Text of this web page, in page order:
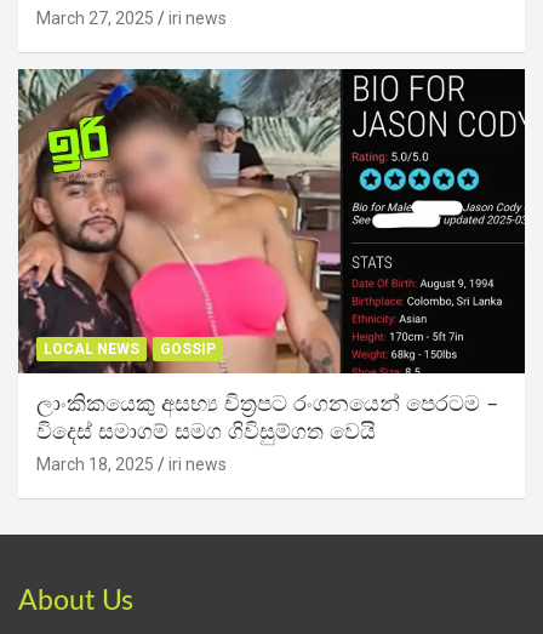
March 27, 2025 iri news
LOCAL NEWS GOSSIP
ලාංකිකයෙකු අසභ්‍ය චිත්‍රපට රංගනයෙන් පෙරටම –
විදෙස් සමාගම් සමග ගිවිසුම්ගත වෙයි
March 18, 2025 iri news
About Us